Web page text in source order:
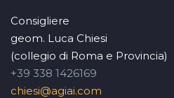
Consigliere
geom. Luca Chiesi
(collegio di Roma e Provincia)
+39 338 1426169
chiesi@agiai.com